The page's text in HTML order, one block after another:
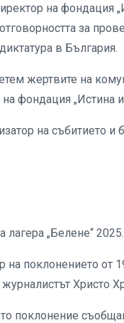
на фондация
за
в България.
жертвите на
фондация „Истина
на събитието
„Белене“ 2025.
на поклонението от
журналистът Христо
поклонение